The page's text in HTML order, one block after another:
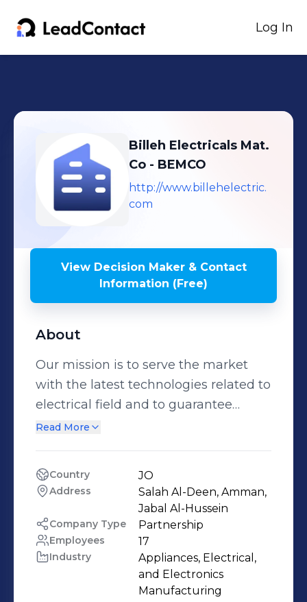
Log In
Billeh Electricals Mat.
Co - BEMCO
http://www.billehelectric.
com
View Decision Maker & Contact
Information (Free)
About
Our mission is to serve the market
with the latest technologies related to
electrical field and to guarantee
professional Services in different
satisfaction through our efforts of
providing them with the best made
world wide products supported by
our highly qualified team and
technical services to become their
credible, trustworthy Number One
Read More
Country JO
Address
Salah Al-Deen, Amman,
Jabal Al-Hussein
Company Type Partnership
Employees 17
Industry
Appliances, Electrical,
and Electronics
Manufacturing